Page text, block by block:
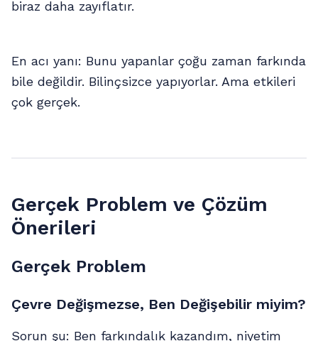
biraz daha zayıflatır.
En acı yanı: Bunu yapanlar çoğu zaman farkında
bile değildir. Bilinçsizce yapıyorlar. Ama etkileri
çok gerçek.
Gerçek Problem ve Çözüm
Önerileri
Gerçek Problem
Çevre Değişmezse, Ben Değişebilir miyim?
Sorun şu: Ben farkındalık kazandım, niyetim